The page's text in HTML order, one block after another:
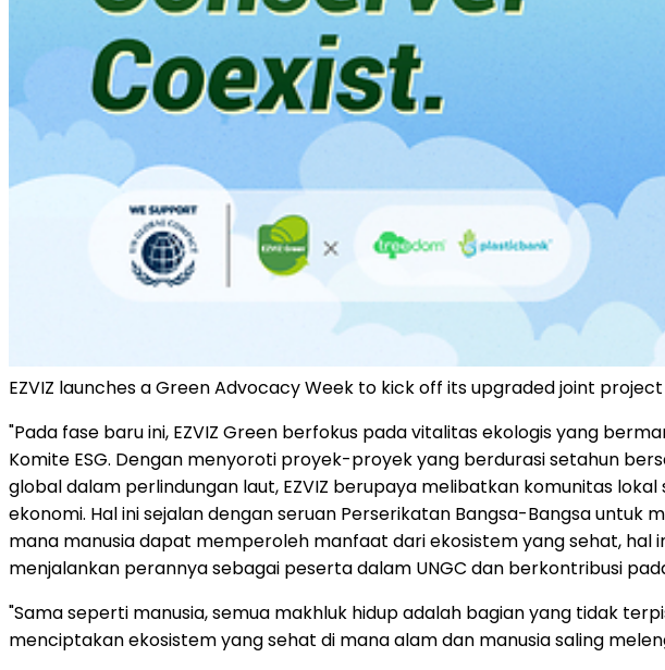
EZVIZ launches a Green Advocacy Week to kick off its upgraded joint
"Pada fase baru ini, EZVIZ Green berfokus pada vitalitas ekologis yang
Komite ESG. Dengan menyoroti proyek-proyek yang berdurasi setahun
global dalam perlindungan laut, EZVIZ berupaya melibatkan komunitas
ekonomi. Hal ini sejalan dengan seruan Perserikatan Bangsa-Bangsa
mana manusia dapat memperoleh manfaat dari ekosistem yang sehat,
menjalankan perannya sebagai peserta dalam UNGC dan berkontribusi
"Sama seperti manusia, semua makhluk hidup adalah bagian yang tidak
menciptakan ekosistem yang sehat di mana alam dan manusia saling